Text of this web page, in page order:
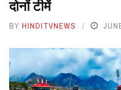
दोनों टीमें
BY HINDITVNEWS